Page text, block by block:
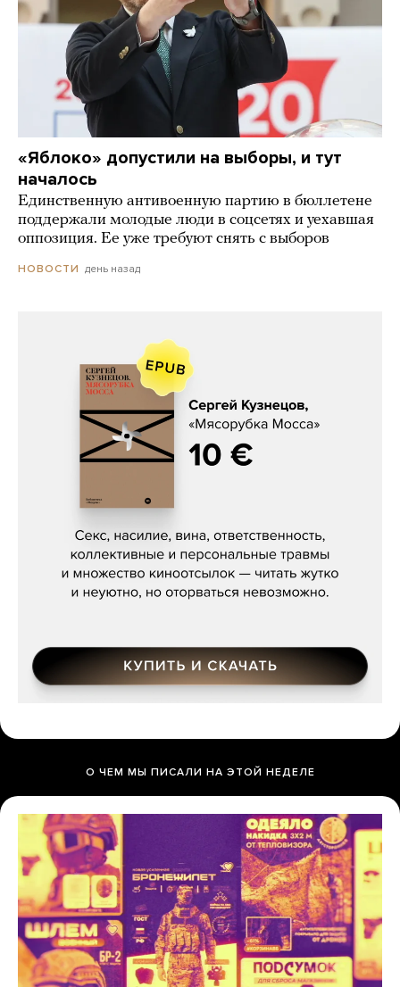
«Яблоко» допустили на выборы, и тут
началось
Единственную антивоенную партию в бюллетене
поддержали молодые люди в соцсетях и уехавшая
оппозиция. Ее уже требуют снять с выборов
НОВОСТИ день назад
Сергей Кузнецов, «Мясорубка
О ЧЕМ МЫ ПИСАЛИ НА ЭТОЙ НЕДЕЛЕ